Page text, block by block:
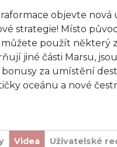
objevte nová
strategie! Místo
použít některý
jiné části Marsu,
za umístění
oceánu a nové
Videa Uživatelské